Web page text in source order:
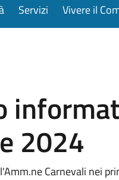
Servizi Vivere il
2024
Carnevali nei